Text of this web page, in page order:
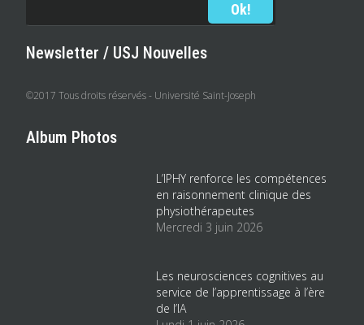
Newsletter / USJ Nouvelles
©2017 Tous droits réservés - Université Saint-Joseph
Album Photos
L’IPHY renforce les compétences
en raisonnement clinique des
physiothérapeutes
Mercredi 3 juin 2026
Les neurosciences cognitives au
service de l’apprentissage à l’ère
de l’IA